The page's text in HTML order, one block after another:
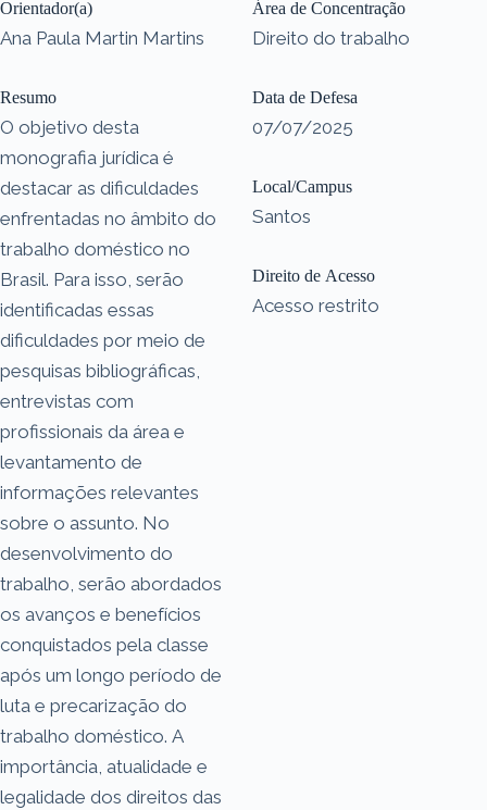
Orientador(a)
Ana Paula Martin Martins
Resumo
O objetivo desta
monografia jurídica é
destacar as dificuldades
enfrentadas no âmbito do
trabalho doméstico no
Brasil. Para isso, serão
identificadas essas
dificuldades por meio de
pesquisas bibliográficas,
entrevistas com
profissionais da área e
levantamento de
informações relevantes
sobre o assunto. No
desenvolvimento do
trabalho, serão abordados
os avanços e benefícios
conquistados pela classe
após um longo período de
luta e precarização do
trabalho doméstico. A
importância, atualidade e
legalidade dos direitos das
Área de Concentração
Direito do trabalho
Data de Defesa
07/07/2025
Local/Campus
Santos
Direito de Acesso
Acesso restrito